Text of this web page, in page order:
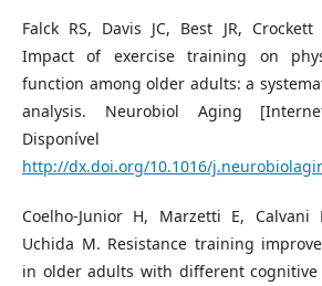
Falck RS, Davis JC, Best JR,
Impact of exercise training on
function among older adults: a
analysis. Neurobiol Aging
http://dx.doi.org/10.1016/
Coelho-Junior H, Marzetti E,
Uchida M. Resistance training
in older adults with different cognitive